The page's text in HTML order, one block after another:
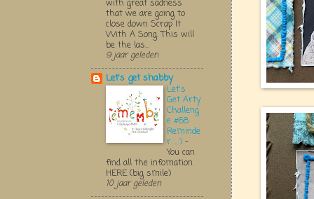
with great sadness
that we are going to
close down Scrap It
With A Song. This will
be the las...
9 jaar geleden
Let's get shabby
Let's
Get Arty
Challeng
e #68
Reminde
r.....:) -
You can
find all the infomation
HERE (big smile)
10 jaar geleden